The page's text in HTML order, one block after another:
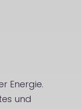
Energie.
und